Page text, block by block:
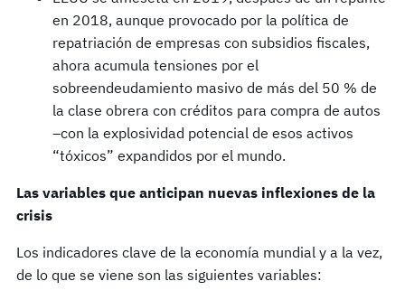
en 2018, aunque provocado por la política de
repatriación de empresas con subsidios fiscales,
ahora acumula tensiones por el
sobreendeudamiento masivo de más del 50 % de
la clase obrera con créditos para compra de autos
–con la explosividad potencial de esos activos
“tóxicos” expandidos por el mundo.
Las variables que anticipan nuevas inflexiones de la
crisis
Los indicadores clave de la economía mundial y a la vez,
de lo que se viene son las siguientes variables: